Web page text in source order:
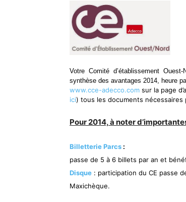
Votre Comité d’établissement
synthèse des avantages 2014, heure
www.cce-adecco.com sur la page
ici) tous les documents
Pour 2014, à noter
Billetterie Parcs :
passe de 5 à 6 billets par an et
Disque : participation du CE passe
Maxichèque.